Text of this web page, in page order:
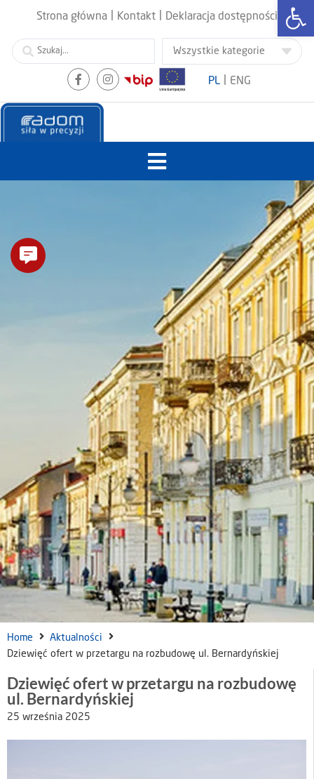
Strona główna Kontakt Deklaracja dostępności
PL ENG
Home
Aktualności
Dziewięć ofert w przetargu na rozbudowę ul. Bernardyńskiej
Dziewięć ofert w przetargu na rozbudowę
ul. Bernardyńskiej
25 września 2025